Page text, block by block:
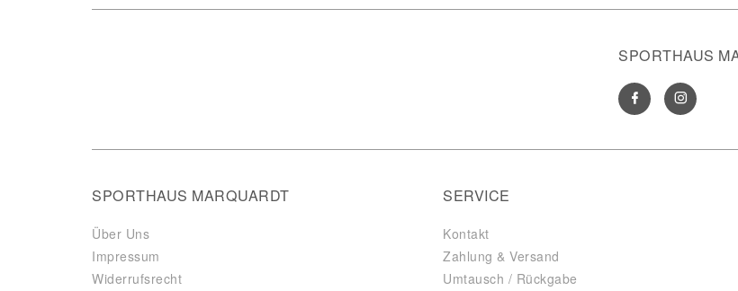
SPORTHAUS
SPORTHAUS MARQUARDT
Über Uns
Impressum
Widerrufsrecht
SERVICE
Kontakt
Zahlung & Versand
Umtausch / Rückgabe